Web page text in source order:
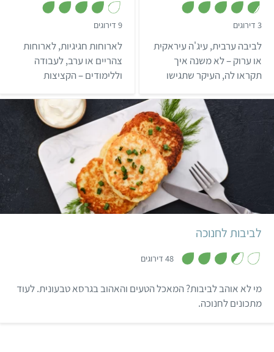
3 דירוגים
.
7
מ
ו
לביבה ערבית, עיג'ה עיראקית
או ערוק – לא משנה איך
תקראו לה, העיקר שתגישו
או הצהריים הבאה שלכם 🙂
הע'יגה היא קציצה שמזוהה
עם המטבח הפלסטיני
והעיראקי. נהוג לאכול אותה
בשבת בבוקר, לצד סלטים,
חצילים, פיתות וטחינה.
9 דירוגים
.
1
מ
ת
ו
לארוחות חגיגיות, לארוחות
צהריים או ערב, לעבודה
וללימודים – הקציצות
קל 45 דקות 10 לביבות
לביבות לחנוכה
48 דירוגים
ת
מי לא אוהב לביבות? המאכל הטעים והאהוב בגרסא טבעונית. לעוד
מתכונים לחנוכה.